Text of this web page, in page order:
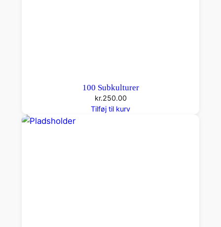
100 Subkulturer
kr.250.00
Tilføj til kurv